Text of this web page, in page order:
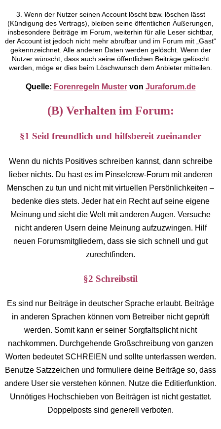
3. Wenn der Nutzer seinen Account löscht bzw. löschen lässt
(Kündigung des Vertrags), bleiben seine öffentlichen Äußerungen,
insbesondere Beiträge im Forum, weiterhin für alle Leser sichtbar,
der Account ist jedoch nicht mehr abrufbar und im Forum mit „Gast“
gekennzeichnet. Alle anderen Daten werden gelöscht. Wenn der
Nutzer wünscht, dass auch seine öffentlichen Beiträge gelöscht
werden, möge er dies beim Löschwunsch dem Anbieter mitteilen.
Quelle: Forenregeln Mustervon Juraforum.de
(B) Verhalten im Forum:
§1 Seid freundlich und hilfsbereit zueinander
Wenn du nichts Positives schreiben kannst, dann schreibe
lieber nichts. Du hast es im Pinselcrew-Forum mit anderen
Menschen zu tun und nicht mit virtuellen Persönlichkeiten –
bedenke dies stets. Jeder hat ein Recht auf seine eigene
Meinung und sieht die Welt mit anderen Augen. Versuche
nicht anderen Usern deine Meinung aufzuzwingen. Hilf
neuen Forumsmitgliedern, dass sie sich schnell und gut
zurechtfinden.
§2 Schreibstil
Es sind nur Beiträge in deutscher Sprache erlaubt. Beiträge
in anderen Sprachen können vom Betreiber nicht geprüft
werden. Somit kann er seiner Sorgfaltsplicht nicht
nachkommen. Durchgehende Großschreibung von ganzen
Worten bedeutet SCHREIEN und sollte unterlassen werden.
Benutze Satzzeichen und formuliere deine Beiträge so, dass
andere User sie verstehen können. Nutze die Editierfunktion.
Unnötiges Hochschieben von Beiträgen ist nicht gestattet.
Doppelposts sind generell verboten.